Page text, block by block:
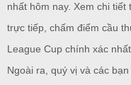
nhất hôm nay. Xem chi
trực tiếp, chấm điểm cầu
League Cup chính xác nhất.
Ngoài ra, quý vị và các